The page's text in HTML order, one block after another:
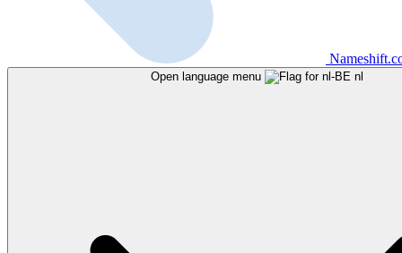
Open language menu nl